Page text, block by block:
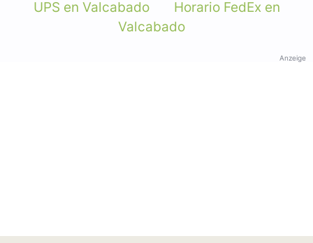
UPS en Valcabado
Horario FedEx en
Valcabado
Anzeige